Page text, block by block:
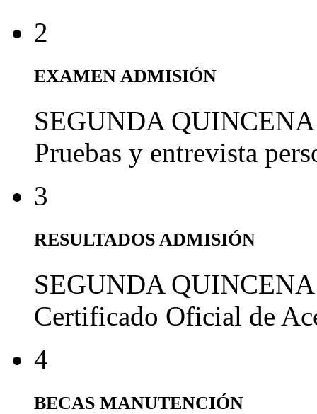
2
EXAMEN ADMISIÓN
SEGUNDA
Pruebas y entrevista
3
RESULTADOS ADMISIÓN
SEGUNDA
Certificado Oficial de
4
BECAS MANUTENCIÓN